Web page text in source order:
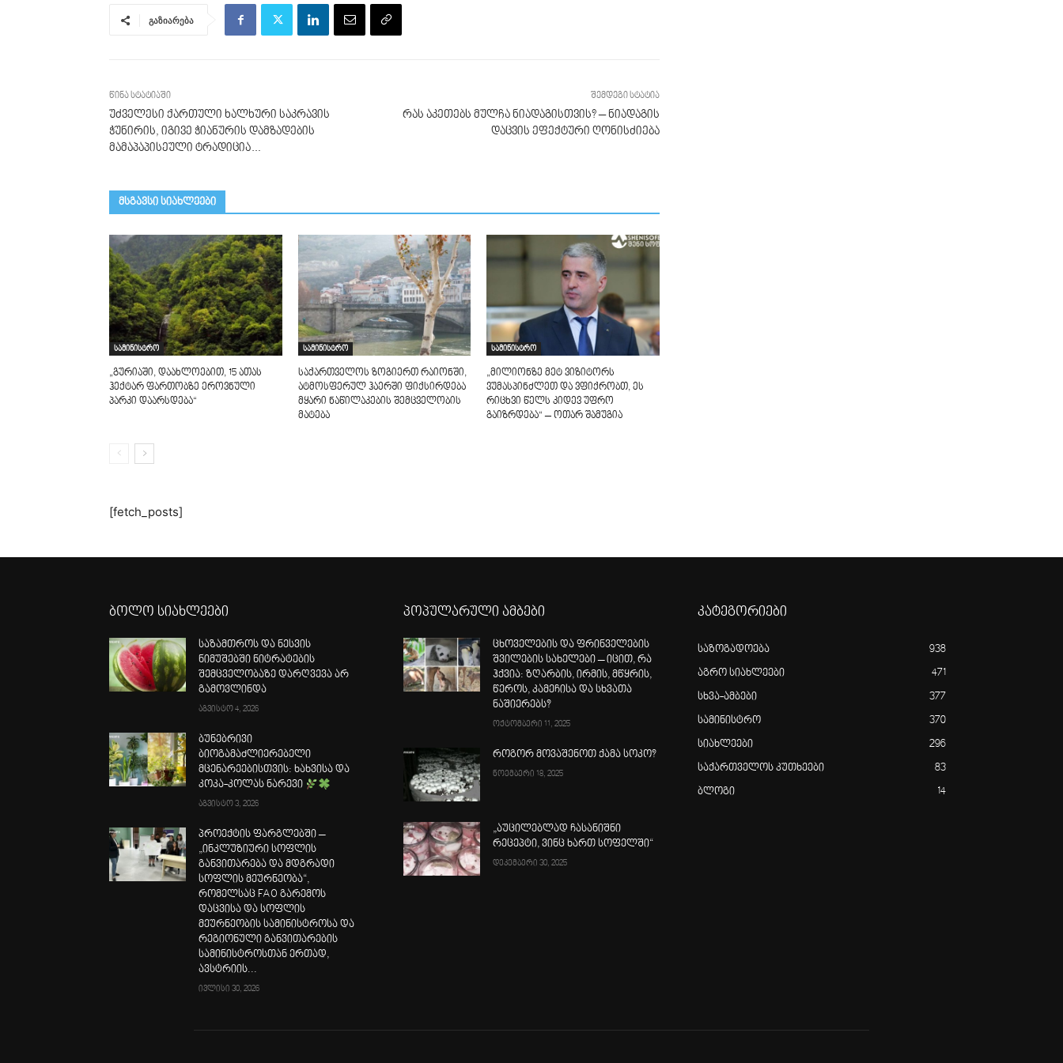
გაზიარება
წინა სტატიაში
უძველესი ქართული ხალხური საკრავის
ჭუნირის, იგივე ჭიანურის დამზადების
მამაპაპისეული ტრადიცია…
შემდეგი სტატია
რას აკეთებს მულჩა ნიადაგისთვის? – ნიადაგის
დაცვის ეფექტური ღონისძიება
მსგავსი სიახლეები
სამინისტრო
„გურიაში, დაახლოებით, 15 ათას
ჰექტარ ფართობზე ეროვნული
პარკი დაარსდება“
სამინისტრო
საქართველოს ზოგიერთ რაიონში,
ატმოსფერულ ჰაერში ფიქსირდება
მყარი ნაწილაკების შემცველობის
მატება
სამინისტრო
„მილიონზე მეტ ვიზიტორს
ვუმასპინძლეთ და ვფიქრობთ, ეს
რიცხვი წელს კიდევ უფრო
გაიზრდება“ – ოთარ შამუგია
[fetch_posts]
ბოლო სიახლეები
საზამთროს და ნესვის
ნიმუშებში ნიტრატების
შემცველობაზე დარღვევა არ
გამოვლინდა
აგვისტო 4, 2026
ბუნებრივი
ბიოგამაძლიერებელი
მცენარეებისთვის: ხახვისა და
კოკა-კოლას ნარევი
აგვისტო 3, 2026
პროექტის ფარგლებში –
„ინკლუზიური სოფლის
განვითარება და მდგრადი
სოფლის მეურნეობა“,
რომელსაც FAO გარემოს
დაცვისა და სოფლის
მეურნეობის სამინისტროსა და
რეგიონული განვითარების
სამინისტროსთან ერთად,
ავსტრიის...
ივლისი 30, 2026
პოპულარული ამბები
ცხოველების და ფრინველების
შვილების სახელები – იცით, რა
ჰქვია: ზღარბის, ირმის, მწყრის,
წეროს, კამეჩისა და სხვათა
ნაშიერებს?
ოქტომბერი 11, 2025
როგორ მოვაშენოთ ქამა სოკო?
ნოემბერი 18, 2025
„აუცილებლად ჩასანიშნი
რეცეპტი, ვინც ხართ სოფელში“
დეკემბერი 30, 2025
კატეგორიები
საზოგადოება 938
აგრო სიახლეები 471
სხვა-ამბები 377
სამინისტრო 370
სიახლეები 296
საქართველოს კუთხეები 83
ბლოგი 14